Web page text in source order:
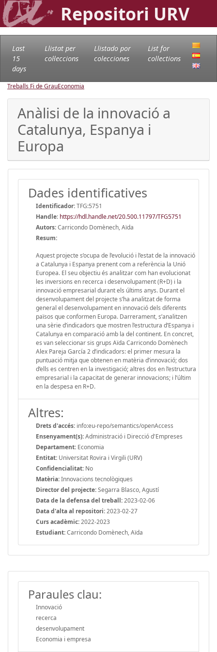
Repositori URV
Last
15
days
Llistat per
col·leccions
Llistado por
colecciones
List for
collections
Treballs Fi de GrauEconomia
Anàlisi de la innovació a
Catalunya, Espanya i
Europa
Dades identificatives
Identificador:TFG:5751
Handle: https://hdl.handle.net/20.500.11797/TFG5751
Autors:Carricondo Domènech, Aïda
Resum:
Aquest projecte s’ocupa de l’evolució i l’estat de la innovació
a Catalunya i Espanya prenent com a referència la Unió
Europea. El seu objectiu és analitzar com han evolucionat
les inversions en recerca i desenvolupament (R+D) i la
innovació empresarial durant els últims anys. Durant el
desenvolupament del projecte s’ha analitzat de forma
general el desenvolupament en innovació dels diferents
països que conformen Europa. Darrerament, s’analitzen
una sèrie d’indicadors que mostren l’estructura d’Espanya i
Catalunya en comparació amb la del continent. En concret,
es van seleccionar sis grups Aïda Carricondo Domènech
Alex Pareja García 2 d’indicadors: el primer mesura la
puntuació mitja que obtenen en matèria d’innovació; dos
d’ells es centren en la investigació; altres dos en l’estructura
empresarial i la capacitat de generar innovacions; i l’últim
en la despesa en R+D.
Altres:
Drets d'accés: info:eu-repo/semantics/openAccess
Ensenyament(s):Administració i Direcció d'Empreses
Departament: Economia
Entitat: Universitat Rovira i Virgili (URV)
Confidencialitat: No
Matèria:Innovacions tecnològiques
Director del projecte:Segarra Blasco, Agustí
Data de la defensa del treball:2023-02-06
Data d'alta al repositori:2023-02-27
Curs acadèmic:2022-2023
Estudiant:Carricondo Domènech, Aïda
Paraules clau:
Innovació
recerca
desenvolupament
Economia i empresa